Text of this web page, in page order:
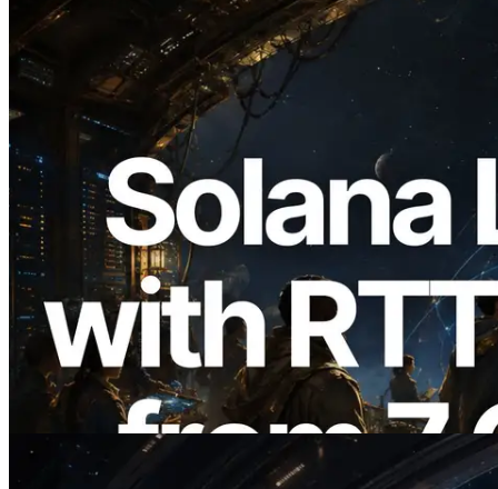
2026.08.05
ERPC Breidt Solana Leader Slot API Uit
met Pingmeting vanuit 7 Wereldwijde
Regio’s — Validators Information API
Ook Gelanceerd